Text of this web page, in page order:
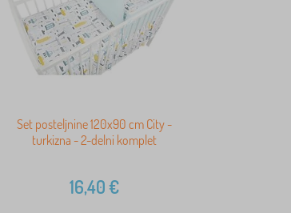
Set posteljnine 120x90 cm City -
turkizna - 2-delni komplet
16,40€